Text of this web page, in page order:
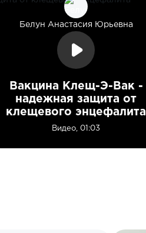
Белун Анастасия Юрьевна
Вакцина Клещ-Э-Вак -
надежная защита от
клещевого энцефалита
Видео, 01:03